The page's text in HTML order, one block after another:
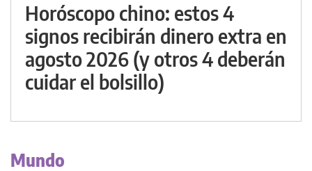
Horóscopo chino: estos 4
signos recibirán dinero extra en
agosto 2026 (y otros 4 deberán
cuidar el bolsillo)
Mundo